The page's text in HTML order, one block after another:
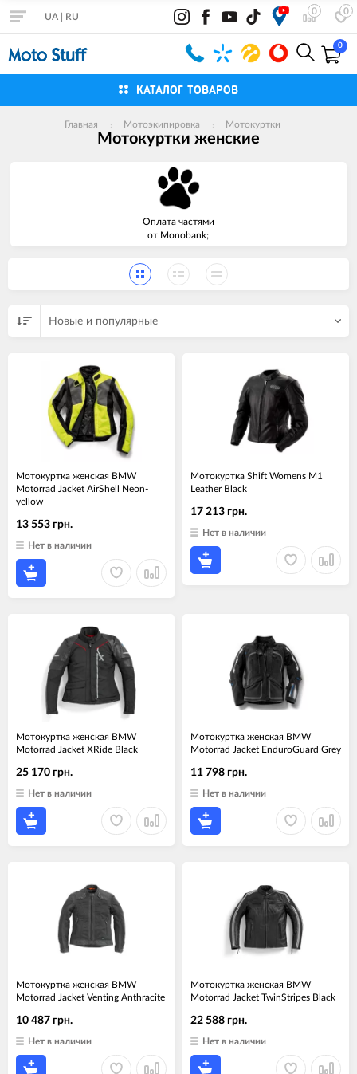
0 0
UA RU
0
КАТАЛОГ ТОВАРОВ
Главная Мотоэкипировка Мотокуртки
Мотокуртки женские
Оплата частями
от Monobank;
Новые и популярные
Мотокуртка женская BMW
Motorrad Jacket AirShell Neon-
yellow
13 553 грн.
Нет в наличии
Мотокуртка Shift Womens M1
Leather Black
17 213 грн.
Нет в наличии
Мотокуртка женская BMW
Motorrad Jacket XRide Black
25 170 грн.
Нет в наличии
Мотокуртка женская BMW
Motorrad Jacket EnduroGuard Grey
11 798 грн.
Нет в наличии
Мотокуртка женская BMW
Motorrad Jacket Venting Anthracite
10 487 грн.
Нет в наличии
Мотокуртка женская BMW
Motorrad Jacket TwinStripes Black
22 588 грн.
Нет в наличии